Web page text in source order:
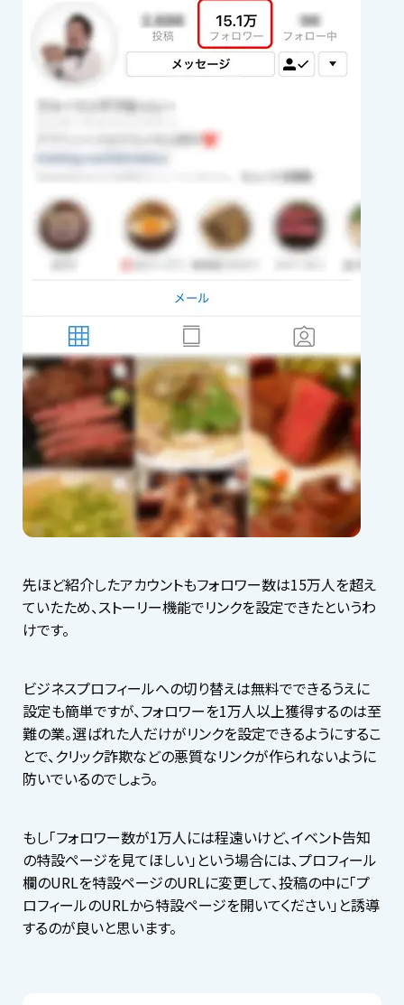
先ほど紹介したアカウントもフォロワー数は15万人を超え
ていたため、ストーリー機能でリンクを設定できたというわ
けです。
ビジネスプロフィールへの切り替えは無料でできるうえに
設定も簡単ですが、フォロワーを1万人以上獲得するのは至
難の業。選ばれた人だけがリンクを設定できるようにするこ
とで、クリック詐欺などの悪質なリンクが作られないように
防いでいるのでしょう。
もし「フォロワー数が1万人には程遠いけど、イベント告知
の特設ページを見てほしい」という場合には、プロフィール
欄のURLを特設ページのURLに変更して、投稿の中に「プ
ロフィールのURLから特設ページを開いてください」と誘導
するのが良いと思います。